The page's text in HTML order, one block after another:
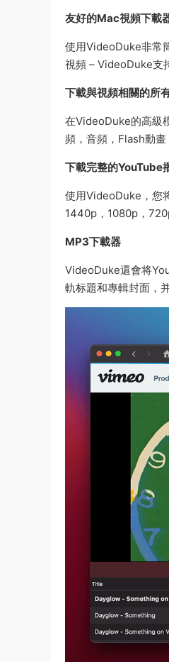
友好的Mac視頻下載
使用VideoDuke非常
視頻 – VideoDuke支
下載與視頻相關的所
在VideoDuke的高級
頻，音頻，Flash動
下載完整的YouTube
使用VideoDuke，您
1440p，1080p，
MP3下載器
VideoDuke還會将
軌标題和專輯封面，